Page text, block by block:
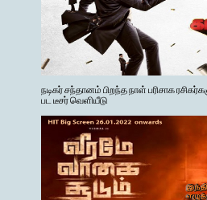
நடிகர் சந்தானம் பிறந்த நாள் பரிசாக
பட டீசர் வெளியீடு